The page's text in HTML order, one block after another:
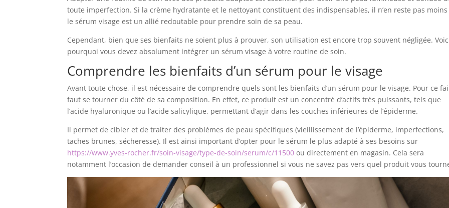
toute imperfection. Si la crème hydratante et le nettoyant constituent des indispensables, il n’en reste pas
le sérum visage est un allié redoutable pour prendre soin de sa peau.
Cependant, bien que ses bienfaits ne soient plus à prouver, son utilisation est encore trop souvent négligée.
pourquoi vous devez absolument intégrer un sérum visage à votre routine de soin.
Comprendre les bienfaits d’un sérum pour le visage
Avant toute chose, il est nécessaire de comprendre quels sont les bienfaits d’un sérum pour le visage. Pour ce
faut se tourner du côté de sa composition. En effet, ce produit est un concentré d’actifs très puissants, tels que
l’acide hyaluronique ou l’acide salicylique, permettant d’agir dans les couches inférieures de l’épiderme.
Il permet de cibler et de traiter des problèmes de peau spécifiques (vieillissement de l’épiderme, imperfections,
taches brunes, sécheresse). Il est ainsi important d’opter pour le sérum le plus adapté à ses besoins sur
https://www.yves-rocher.fr/soin-visage/type-de-soin/serum/c/11500 ou directement en magasin. Cela sera
notamment l’occasion de demander conseil à un professionnel si vous ne savez pas vers quel produit vous